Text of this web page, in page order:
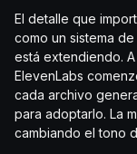
El detalle que
como un sistema
está extendiendo.
ElevenLabs
cada archivo
para adoptarlo. La
cambiando el tono